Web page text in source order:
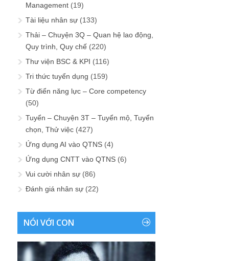
Management (19)
Tài liệu nhân sự (133)
Thải – Chuyện 3Q – Quan hệ lao động,
Quy trình, Quy chế (220)
Thư viện BSC & KPI (116)
Tri thức tuyển dụng (159)
Từ điển năng lực – Core competency
(50)
Tuyển – Chuyện 3T – Tuyển mộ, Tuyển
chọn, Thử việc (427)
Ứng dụng AI vào QTNS (4)
Ứng dụng CNTT vào QTNS (6)
Vui cười nhân sự (86)
Đánh giá nhân sự (22)
NÓI VỚI CON